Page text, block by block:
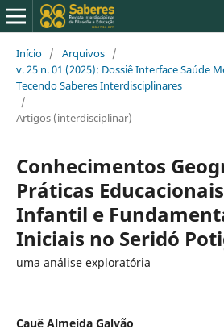
Início / Arquivos /
v. 25 n. 01 (2025): Dossiê Interface Saúde
Tecendo Saberes Interdisciplinares
/
Artigos (interdisciplinar)
Conhecimentos
Práticas
Infantil e
Iniciais no Seridó
uma análise exploratória
Cauê Almeida Galvão